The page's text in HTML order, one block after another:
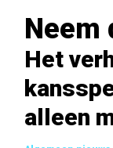
Neem
Het
alleen